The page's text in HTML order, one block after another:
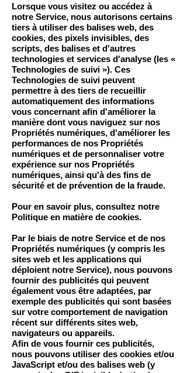
Lorsque vous visitez ou accédez à
notre Service, nous autorisons certains
tiers à utiliser des balises web, des
cookies, des pixels invisibles, des
scripts, des balises et d'autres
technologies et services d'analyse (les «
Technologies de suivi »). Ces
Technologies de suivi peuvent
permettre à des tiers de recueillir
automatiquement des informations
vous concernant afin d'améliorer la
manière dont vous naviguez sur nos
Propriétés numériques, d'améliorer les
performances de nos Propriétés
numériques et de personnaliser votre
expérience sur nos Propriétés
numériques, ainsi qu'à des fins de
sécurité et de prévention de la fraude.
Pour en savoir plus, consultez notre
Politique en matière de cookies.
Par le biais de notre Service et de nos
Propriétés numériques (y compris les
sites web et les applications qui
déploient notre Service), nous pouvons
fournir des publicités qui peuvent
également vous être adaptées, par
exemple des publicités qui sont basées
sur votre comportement de navigation
récent sur différents sites web,
navigateurs ou appareils.
Afin de vous fournir ces publicités,
nous pouvons utiliser des cookies et/ou
JavaScript et/ou des balises web (y